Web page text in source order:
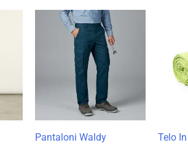
Pantaloni Waldy
Fascia
di
prezzo:
da
23,04 €
32,91 €
Telo